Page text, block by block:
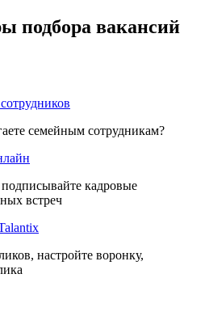
подбора вакансий
семейным сотрудникам?
кадровые
встреч
настройте воронку,